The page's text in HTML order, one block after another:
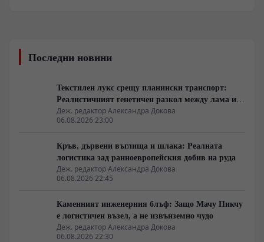
Последни новини
Текстилен лукс срещу планински транспорт:
Реалистичният генетичен разкол между лама и
алпака
Деж. редактор Александра Докова
06.08.2026 23:00
Кръв, дървени въглища и шлака: Реалната
логистика зад ранноевропейския добив на руда
Деж. редактор Александра Докова
06.08.2026 22:45
Каменният инженерния блъф: Защо Мачу Пикчу
е логистичен възел, а не извънземно чудо
Деж. редактор Александра Докова
06.08.2026 22:30